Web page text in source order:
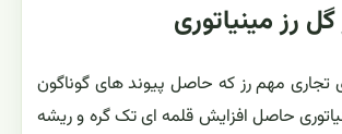
رز مینیاتوری
تجاری مهم رز که حاصل پیوند های گوناگون
حاصل افزایش قلمه ای تک گره و ریشه